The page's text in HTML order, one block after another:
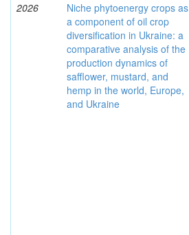
2026
Niche phytoenergy crops as
a component of oil crop
diversification in Ukraine: a
comparative analysis of the
production dynamics of
safflower, mustard, and
hemp in the world, Europe,
and Ukraine